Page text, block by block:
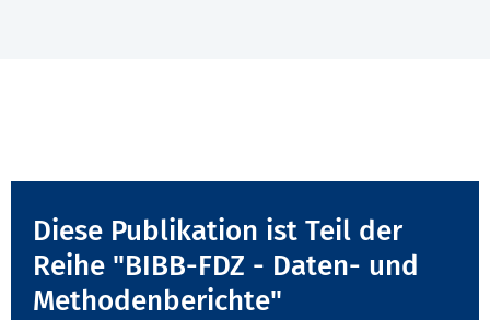
Diese Publikation ist Teil der
Reihe "BIBB-FDZ - Daten- und
Methodenberichte"